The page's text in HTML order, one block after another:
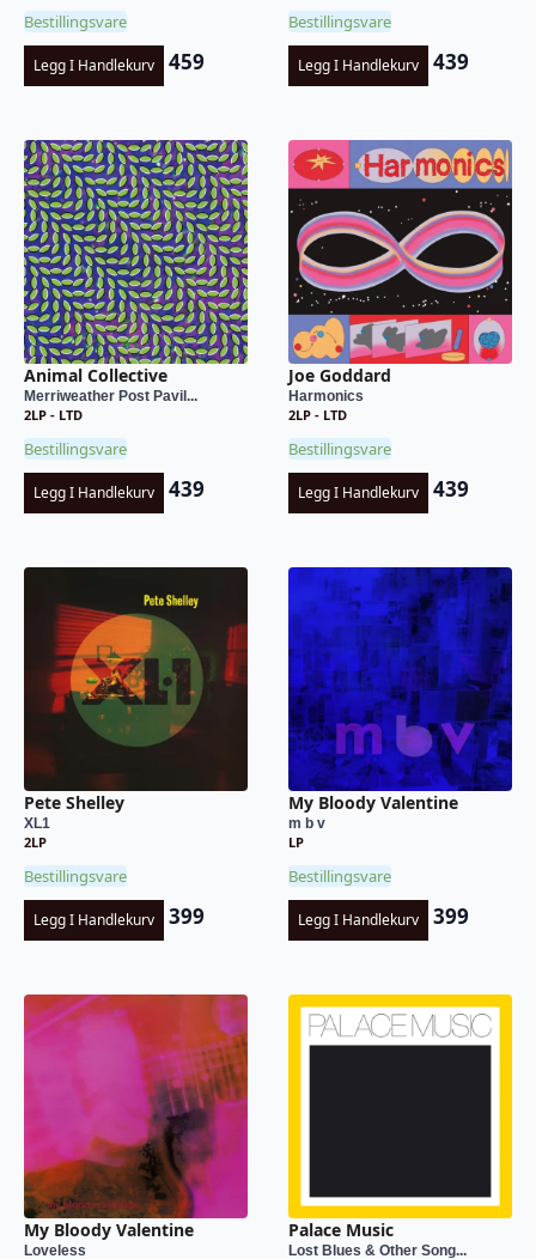
Bestillingsvare
Legg I Handlekurv 459
Bestillingsvare
Legg I Handlekurv 439
Animal Collective
Merriweather Post Pavil...
2LP - LTD
Bestillingsvare
Legg I Handlekurv 439
Joe Goddard
Harmonics
2LP - LTD
Bestillingsvare
Legg I Handlekurv 439
Pete Shelley
XL1
2LP
Bestillingsvare
Legg I Handlekurv 399
My Bloody Valentine
m b v
LP
Bestillingsvare
Legg I Handlekurv 399
My Bloody Valentine
Loveless
Palace Music
Lost Blues & Other Song...